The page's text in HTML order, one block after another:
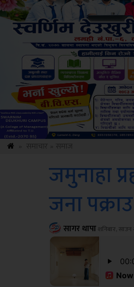
जमुनाहा
जना पक्राउ
सागर थापाशनिबार, साउन